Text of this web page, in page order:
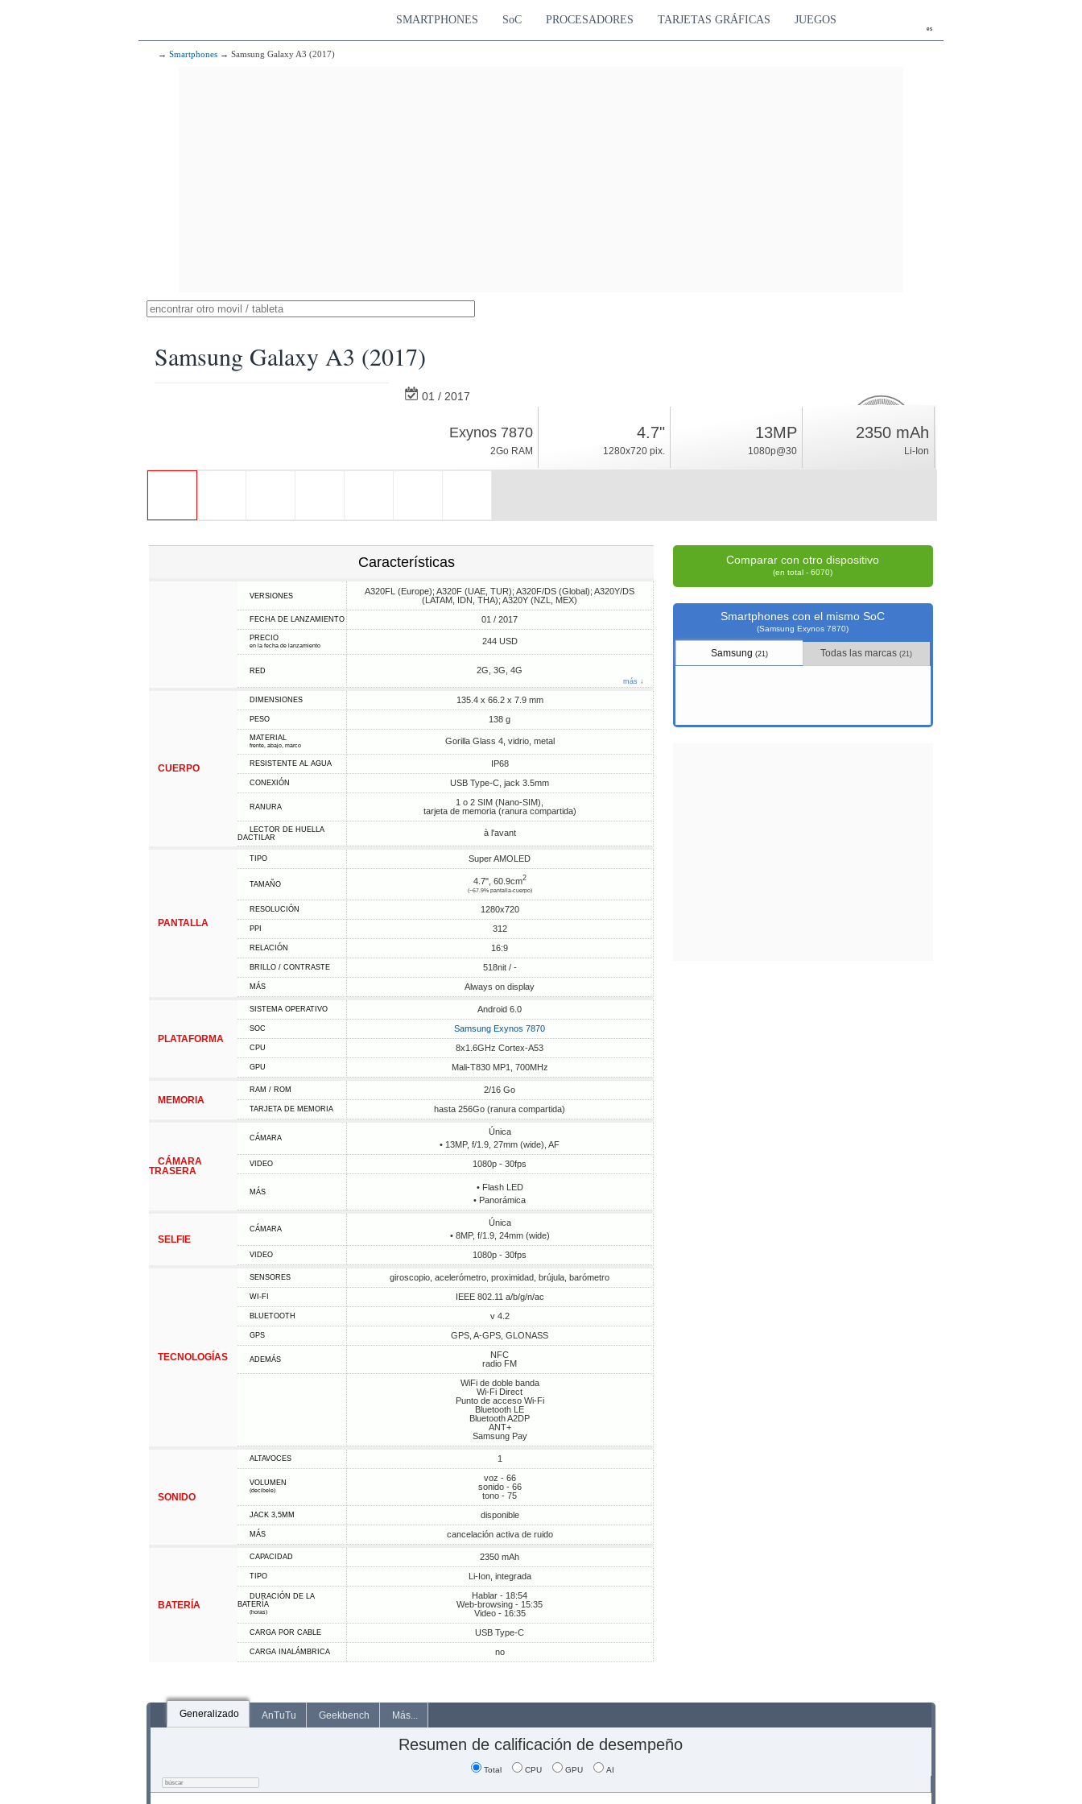
es
SMARTPHONES SoC PROCESADORES TARJETAS GRÁFICAS JUEGOS
→ Smartphones → Samsung Galaxy A3 (2017)
Samsung Galaxy A3 (2017)
01 / 2017
Android 6.0
2.4%
Exynos 7870
2Go RAM
4.7"
1280x720 pix.
13MP
1080p@30
2350 mAh
Li-Ion
Características
VERSIONES
A320FL (Europe); A320F (UAE, TUR); A320F/DS (Global); A320Y/DS
(LATAM, IDN, THA); A320Y (NZL, MEX)
FECHA DE LANZAMIENTO 01 / 2017
PRECIO
en la fecha de lanzamiento 244 USD
RED 2G, 3G, 4G
más ↓
CUERPO
DIMENSIONES 135.4 x 66.2 x 7.9 mm
PESO 138 g
MATERIAL
frente, abajo, marco Gorilla Glass 4, vidrio, metal
RESISTENTE AL AGUA IP68
CONEXIÓN USB Type-C, jack 3.5mm
RANURA
1 o 2 SIM (Nano-SIM),
tarjeta de memoria (ranura compartida)
LECTOR DE HUELLA
DACTILAR
à l'avant
PANTALLA
TIPO Super AMOLED
TAMAÑO 4.7", 60.9cm2
(~67.9% pantalla-cuerpo)
RESOLUCIÓN 1280x720
PPI 312
RELACIÓN 16:9
BRILLO / CONTRASTE 518nit / -
MÁS Always on display
PLATAFORMA
SISTEMA OPERATIVO Android 6.0
SOC Samsung Exynos 7870
CPU 8x1.6GHz Cortex-A53
GPU Mali-T830 MP1, 700MHz
MEMORIA
RAM / ROM 2/16 Go
TARJETA DE MEMORIA hasta 256Go (ranura compartida)
CÁMARA
TRASERA
CÁMARA
Única
• 13MP, f/1.9, 27mm (wide), AF
VIDEO 1080p - 30fps
MÁS
• Flash LED
• Panorámica
SELFIE
CÁMARA
Única
• 8MP, f/1.9, 24mm (wide)
VIDEO 1080p - 30fps
TECNOLOGÍAS
SENSORES giroscopio, acelerómetro, proximidad, brújula, barómetro
WI-FI IEEE 802.11 a/b/g/n/ac
BLUETOOTH v 4.2
GPS GPS, A-GPS, GLONASS
ADEMÁS
NFC
radio FM
WiFi de doble banda
Wi-Fi Direct
Punto de acceso Wi-Fi
Bluetooth LE
Bluetooth A2DP
ANT+
Samsung Pay
SONIDO
ALTAVOCES 1
VOLUMEN
(decibele)
voz - 66
sonido - 66
tono - 75
JACK 3,5MM disponible
MÁS cancelación activa de ruido
BATERÍA
CAPACIDAD 2350 mAh
TIPO Li-Ion, integrada
DURACIÓN DE LA
BATERÍA
(horas)
Hablar - 18:54
Web-browsing - 15:35
Video - 16:35
CARGA POR CABLE USB Type-C
CARGA INALÁMBRICA no
Comparar con otro dispositivo
(en total - 6070)
Smartphones con el mismo SoC
(Samsung Exynos 7870)
Samsung (21) Todas las marcas(21)
Generalizado AnTuTu Geekbench Más...
Resumen de calificación de desempeño
Total CPU GPU AI